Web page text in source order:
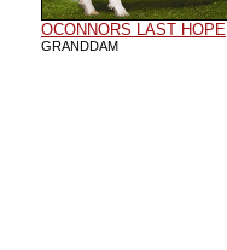
OCONNORS LAST HOPE
GRANDDAM